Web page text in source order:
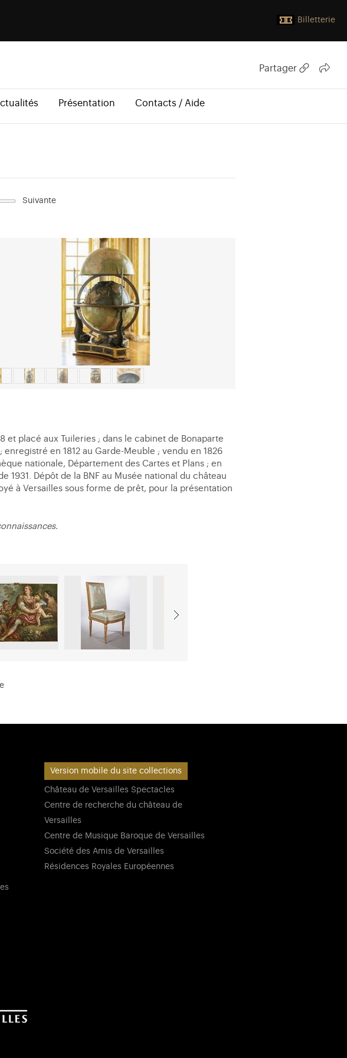
Billetterie
Partager
Présentation Contacts / Aide
Suivante
et placé aux Tuileries ; dans le cabinet de Bonaparte
enregistré en 1812 au Garde-Meuble ; vendu en 1826
nationale, Département des Cartes et Plans ; en
1931. Dépôt de la BNF au Musée national du château
à Versailles sous forme de prêt, pour la présentation
Version mobile du site collections
Château de Versailles Spectacles
Centre de recherche du château de
Versailles
Centre de Musique Baroque de Versailles
Société des Amis de Versailles
Résidences Royales Européennes